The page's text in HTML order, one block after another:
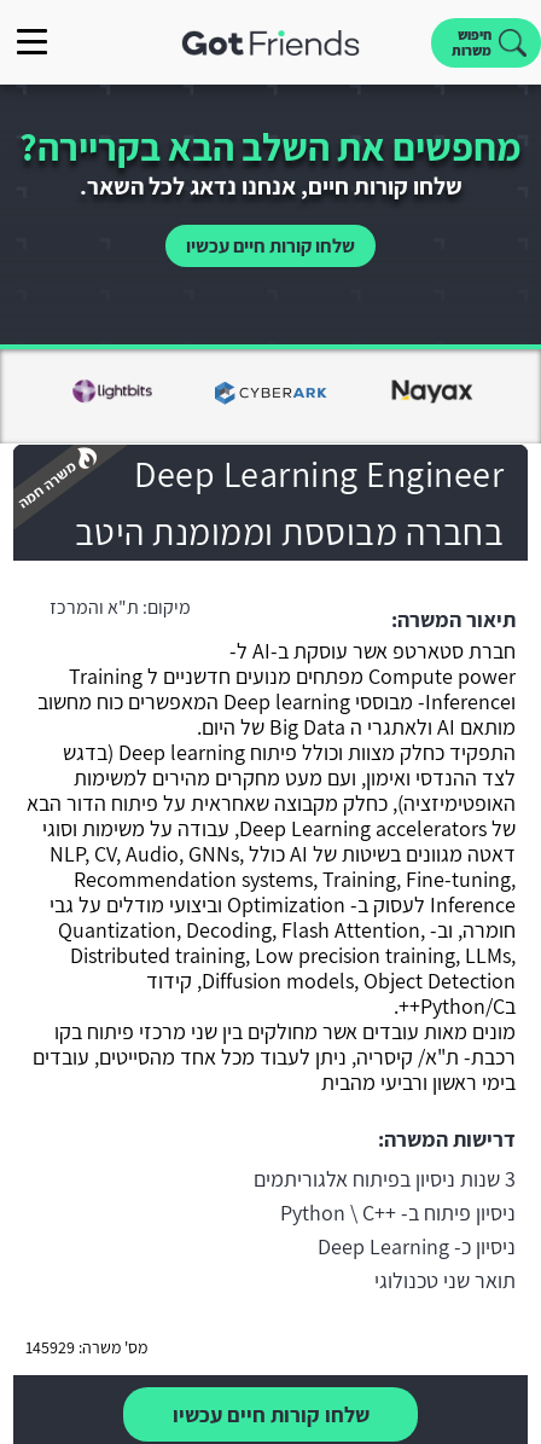
חיפוש
משרות
מחפשים את השלב הבא בקריירה?
שלחו קורות חיים, אנחנו נדאג לכל השאר.
שלחו קורות חיים עכשיו
Deep Learning Engineer
בחברה מבוססת וממומנת היטב
מיקום: ת"א והמרכז
תיאור המשרה:
חברת סטארטפ אשר עוסקת ב-AI ל-
Compute power מפתחים מנועים חדשניים ל Training
וInference- מבוססי Deep learning המאפשרים כוח מחשוב
מותאם AI ולאתגרי ה Big Data של היום.
התפקיד כחלק מצוות וכולל פיתוח Deep learning (בדגש
לצד ההנדסי ואימון, ועם מעט מחקרים מהירים למשימות
האופטימיזציה), כחלק מקבוצה שאחראית על פיתוח הדור הבא
של Deep Learning accelerators, עבודה על משימות וסוגי
דאטה מגוונים בשיטות של AI כולל NLP, CV, Audio, GNNs,
Recommendation systems, Training, Fine-tuning,
Inference לעסוק ב- Optimization וביצועי מודלים על גבי
חומרה, וב- Quantization, Decoding, Flash Attention,
Distributed training, Low precision training, LLMs,
Diffusion models, Object Detection, קידוד
בPython/C++.
מונים מאות עובדים אשר מחולקים בין שני מרכזי פיתוח בקו
רכבת- ת"א/ קיסריה, ניתן לעבוד מכל אחד מהסייטים, עובדים
בימי ראשון ורביעי מהבית
דרישות המשרה:
3 שנות ניסיון בפיתוח אלגוריתמים
ניסיון פיתוח ב- ++Python \ C
ניסיון כ- Deep Learning
תואר שני טכנולוגי
מס' משרה: 145929
שלחו קורות חיים עכשיו